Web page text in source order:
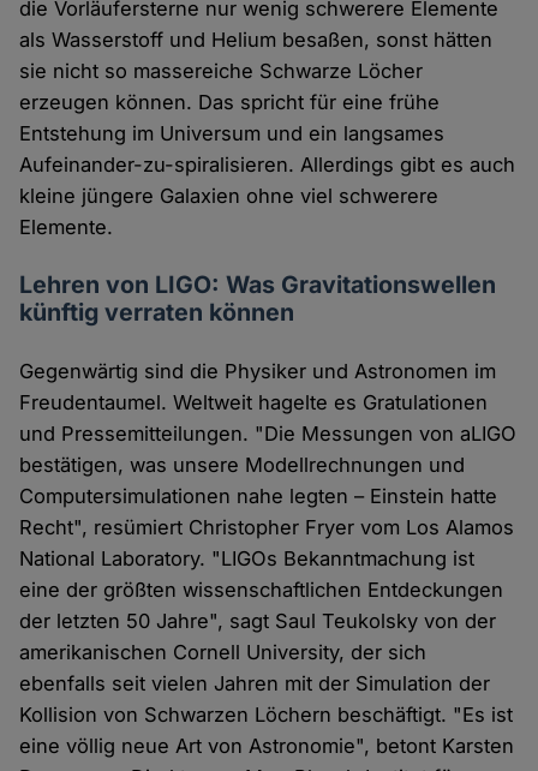
die Vorläufersterne nur wenig schwerere Elemente
als Wasserstoff und Helium besaßen, sonst hätten
sie nicht so massereiche Schwarze Löcher
erzeugen können. Das spricht für eine frühe
Entstehung im Universum und ein langsames
Aufeinander-zu-spiralisieren. Allerdings gibt es auch
kleine jüngere Galaxien ohne viel schwerere
Elemente.
Lehren von LIGO: Was Gravitationswellen
künftig verraten können
Gegenwärtig sind die Physiker und Astronomen im
Freudentaumel. Weltweit hagelte es Gratulationen
und Pressemitteilungen. "Die Messungen von aLIGO
bestätigen, was unsere Modellrechnungen und
Computersimulationen nahe legten – Einstein hatte
Recht", resümiert Christopher Fryer vom Los Alamos
National Laboratory. "LIGOs Bekanntmachung ist
eine der größten wissenschaftlichen Entdeckungen
der letzten 50 Jahre", sagt Saul Teukolsky von der
amerikanischen Cornell University, der sich
ebenfalls seit vielen Jahren mit der Simulation der
Kollision von Schwarzen Löchern beschäftigt. "Es ist
eine völlig neue Art von Astronomie", betont Karsten